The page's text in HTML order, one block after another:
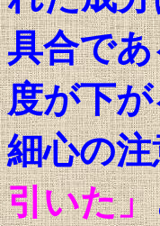
具合で
度が下
細心の
引いた」